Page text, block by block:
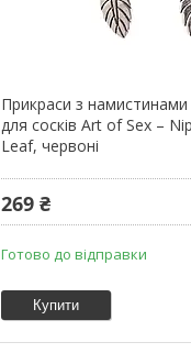
Прикраси з
для сосків Art of Sex –
Leaf, червоні
269 ₴
Готово до відправки
Купити